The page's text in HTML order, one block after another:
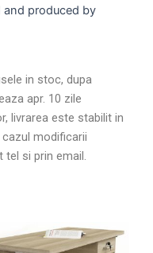
and produced by
in stoc, dupa
apr. 10 zile
livrarea este stabilit in
modificarii
tel si prin email.